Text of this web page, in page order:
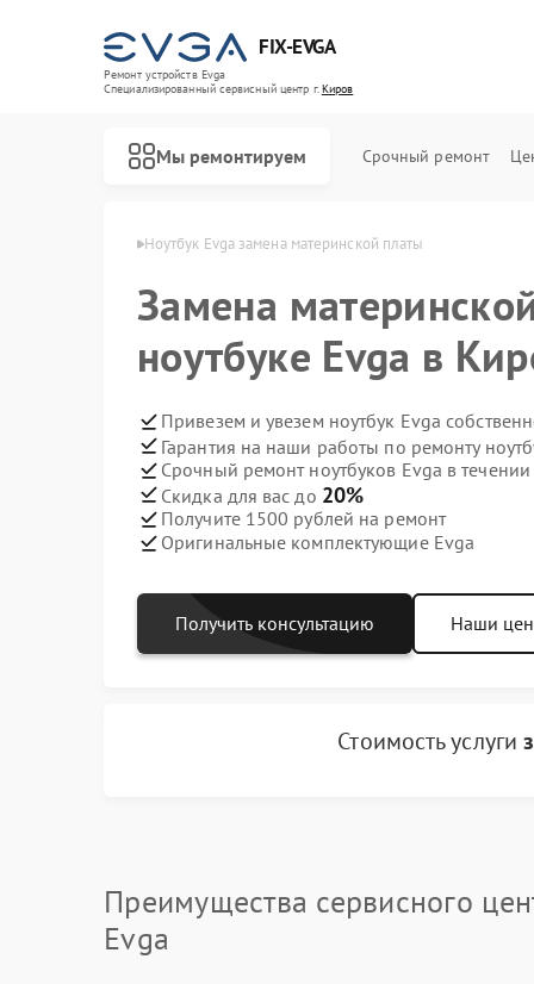
FIX-EVGA
Ремонт устройств Evga
Специализированный cервисный центр г.Киров
Мы ремонтируем Срочный ремонт
Ноутбук Evga замена материнской платы
Замена
ноутбуке Evga в
Привезем и увезем ноутбук Evga
Гарантия на наши работы по ремонту
Срочный ремонт ноутбуков Evga в течении
Скидка для вас до 20%
Получите 1500 рублей на ремонт
Оригинальные комплектующие Evga
Получить консультацию Наши
Стоимость услуги
Преимущества сервисного
Evga